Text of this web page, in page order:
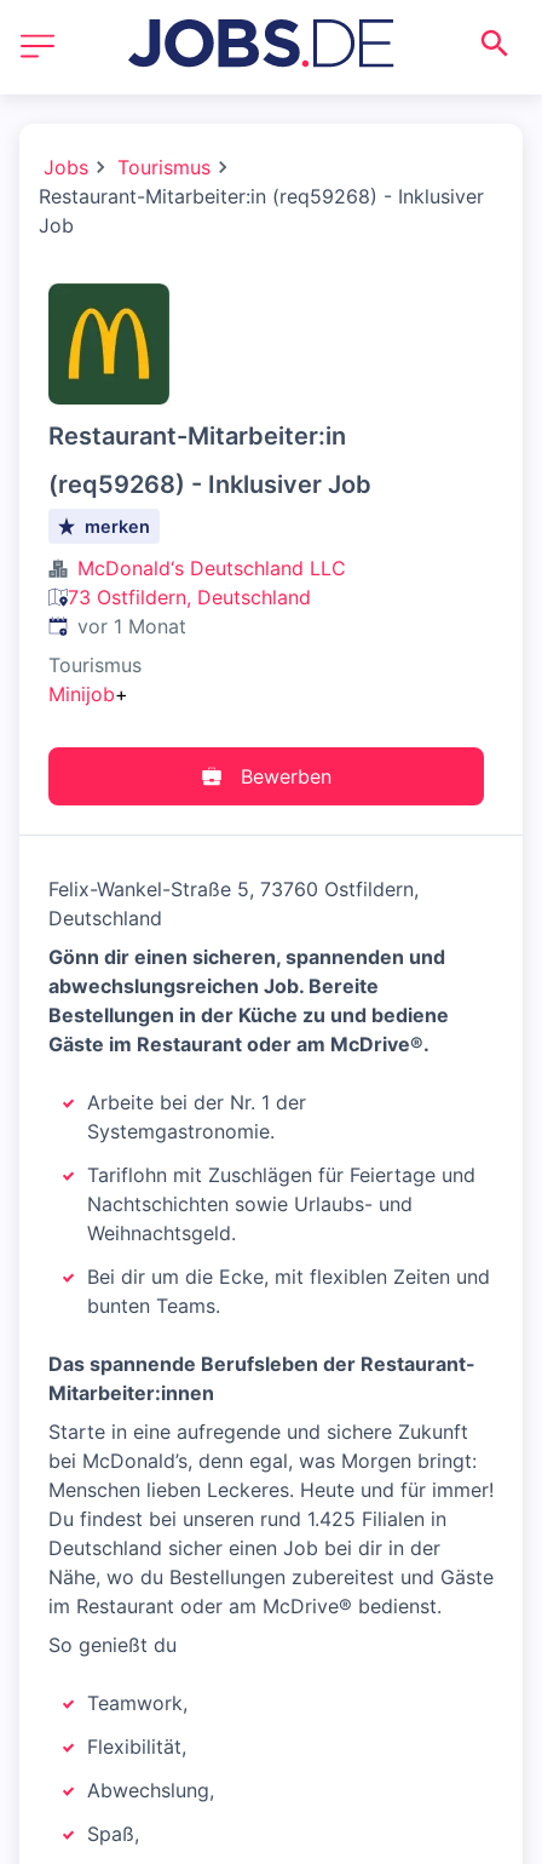
Jobs
Tourismus
Restaurant-Mitarbeiter:in (req59268) - Inklusiver
Job
Restaurant-Mitarbeiter:in
(req59268) - Inklusiver Job
merken
McDonald‘s Deutschland LLC
73 Ostfildern, Deutschland
Veröffentlicht:
vor 1 Monat
Tourismus
Minijob+
Bewerben
Felix-Wankel-Straße 5, 73760 Ostfildern,
Deutschland
Gönn dir einen sicheren, spannenden und
abwechslungsreichen Job. Bereite
Bestellungen in der Küche zu und bediene
Gäste im Restaurant oder am McDrive®.
Arbeite bei der Nr. 1 der
Systemgastronomie.
Tariflohn mit Zuschlägen für Feiertage und
Nachtschichten sowie Urlaubs- und
Weihnachtsgeld.
Bei dir um die Ecke, mit flexiblen Zeiten und
bunten Teams.
Das spannende Berufsleben der Restaurant-
Mitarbeiter:innen
Starte in eine aufregende und sichere Zukunft
bei McDonald’s, denn egal, was Morgen bringt:
Menschen lieben Leckeres. Heute und für immer!
Du findest bei unseren rund 1.425 Filialen in
Deutschland sicher einen Job bei dir in der
Nähe, wo du Bestellungen zubereitest und Gäste
im Restaurant oder am McDrive® bedienst.
So genießt du
Teamwork,
Flexibilität,
Abwechslung,
Spaß,